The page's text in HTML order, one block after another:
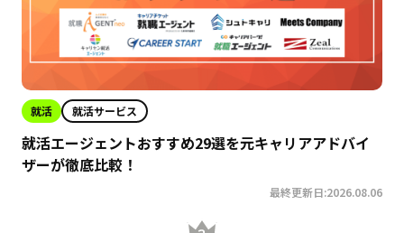
就活 就活サービス
就活エージェントおすすめ29選を元キャリアアドバイ
ザーが徹底比較！
最終更新日:2026.08.06